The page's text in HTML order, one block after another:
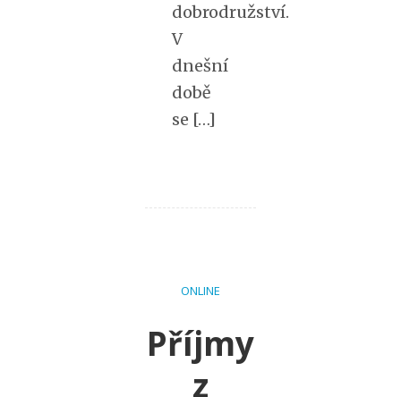
dobrodružství.
V
dnešní
době
se […]
ONLINE
Příjmy
z